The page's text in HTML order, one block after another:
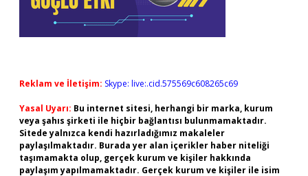
Reklam ve İletişim: Skype: live:.cid.575569c608265c69
Yasal Uyarı: Bu internet sitesi, herhangi bir marka, kurum
veya şahıs şirketi ile hiçbir bağlantısı bulunmamaktadır.
Sitede yalnızca kendi hazırladığımız makaleler
paylaşılmaktadır. Burada yer alan içerikler haber niteliği
taşımamakta olup, gerçek kurum ve kişiler hakkında
paylaşım yapılmamaktadır. Gerçek kurum ve kişiler ile isim